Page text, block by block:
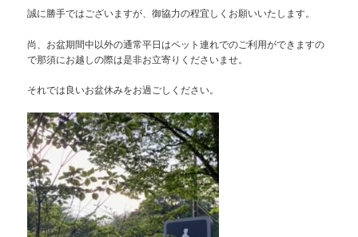
誠に勝手ではございますが、御協力の程宜しくお願いいたします。
尚、お盆期間中以外の通常平日はペット連れでのご利用ができますの
で那須にお越しの際は是非お立寄りくださいませ。
それでは良いお盆休みをお過ごしください。